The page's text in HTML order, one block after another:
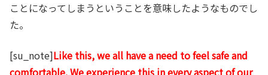
ことになってしまうということを意味したようなものでし
た。
[su_note]Like this, we all have a need to feel safe and
comfortable. We experience this in every aspect of our